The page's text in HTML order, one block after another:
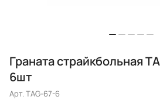
Граната страйкбольная
6шт
Арт.TAG-67-6